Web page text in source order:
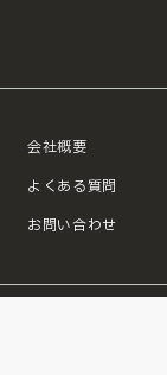
会社概要
よくある質問
お問い合わせ